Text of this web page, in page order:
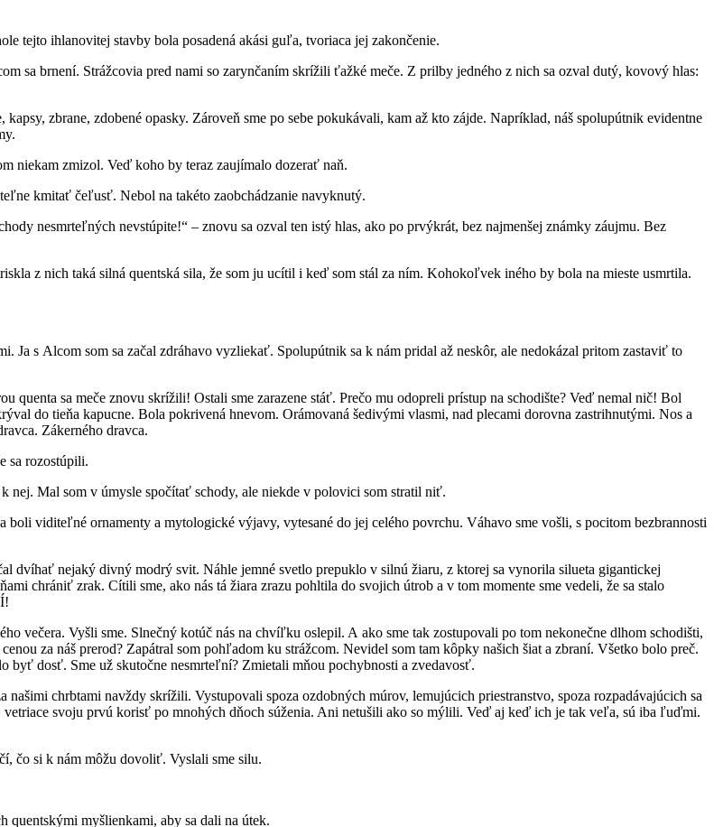
tejto ihlanovitej stavby bola posadená akási guľa, tvoriaca jej zakončenie.
sa brnení. Strážcovia pred nami so zarynčaním skrížili ťažké meče. Z prilby jedného z nich sa ozval dutý, kovový hlas:
zbrane, zdobené opasky. Zároveň sme po sebe pokukávali, kam až kto zájde. Napríklad, náš spolupútnik evidentne
niekam zmizol. Veď koho by teraz zaujímalo dozerať naň.
kmitať čeľusť. Nebol na takéto zaobchádzanie navyknutý.
nesmrteľných nevstúpite!“ – znovu sa ozval ten istý hlas, ako po prvýkrát, bez najmenšej známky záujmu. Bez
z nich taká silná quentská sila, že som ju ucítil i keď som stál za ním. Kohokoľvek iného by bola na mieste usmrtila.
Ja s Alcom som sa začal zdráhavo vyzliekať. Spolupútnik sa k nám pridal až neskôr, ale nedokázal pritom zastaviť to
quenta sa meče znovu skrížili! Ostali sme zarazene stáť. Prečo mu odopreli prístup na schodište? Veď nemal nič! Bol
do tieňa kapucne. Bola pokrivená hnevom. Orámovaná šedivými vlasmi, nad plecami dorovna zastrihnutými. Nos a
Zákerného dravca.
sa rozostúpili.
nej. Mal som v úmysle spočítať schody, ale niekde v polovici som stratil niť.
viditeľné ornamenty a mytologické výjavy, vytesané do jej celého povrchu. Váhavo sme vošli, s pocitom bezbrannosti
dvíhať nejaký divný modrý svit. Náhle jemné svetlo prepuklo v silnú žiaru, z ktorej sa vynorila silueta gigantickej
chrániť zrak. Cítili sme, ako nás tá žiara zrazu pohltila do svojich útrob a v tom momente sme vedeli, že sa stalo
večera. Vyšli sme. Slnečný kotúč nás na chvíľku oslepil. A ako sme tak zostupovali po tom nekonečne dlhom schodišti,
za náš prerod? Zapátral som pohľadom ku strážcom. Nevidel som tam kôpky našich šiat a zbraní. Všetko bolo preč.
byť dosť. Sme už skutočne nesmrteľní? Zmietali mňou pochybnosti a zvedavosť.
chrbtami navždy skrížili. Vystupovali spoza ozdobných múrov, lemujúcich priestranstvo, spoza rozpadávajúcich sa
svoju prvú korisť po mnohých dňoch súženia. Ani netušili ako so mýlili. Veď aj keď ich je tak veľa, sú iba ľuďmi.
čo si k nám môžu dovoliť. Vyslali sme silu.
myšlienkami, aby sa dali na útek.